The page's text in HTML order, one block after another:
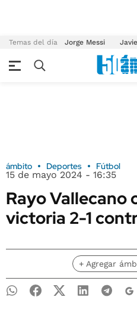
Temas del día Jorge Messi
ámbito Deportes Fútbol
15 de mayo 2024 - 16:35
Rayo Vallecano
victoria 2-1
+ Agregar